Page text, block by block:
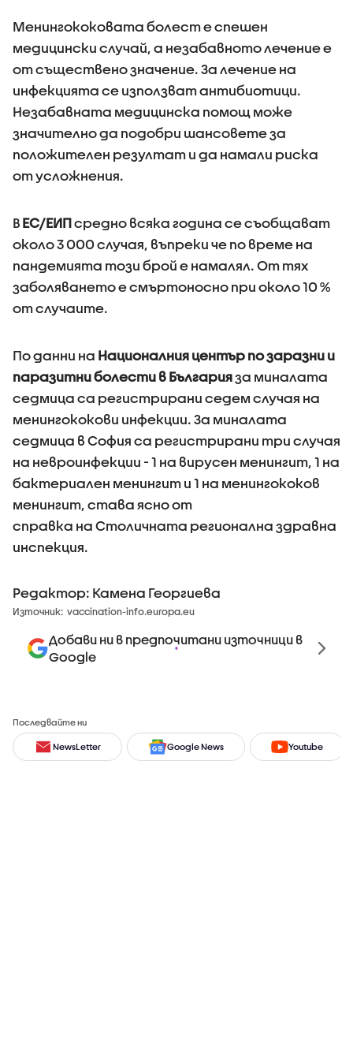
Менингококовата болест е спешен
медицински случай, а незабавното лечение е
от съществено значение. За лечение на
инфекцията се използват антибиотици.
Незабавната медицинска помощ може
значително да подобри шансовете за
положителен резултат и да намали риска
от усложнения.
В ЕС/ЕИПсредно всяка година се съобщават
около 3 000 случая, въпреки че по време на
пандемията този брой е намалял. От тях
заболяването е смъртоносно при около 10 %
от случаите.
По данни на Националния център по заразни и
паразитни болести в Българияза миналата
седмица са регистрирани седем случая на
менингококови инфекции. За миналата
седмица в София са регистрирани три случая
на невроинфекции - 1 на вирусен менингит, 1 на
бактериален менингит и 1 на менингококов
менингит, става ясно от
справка на Столичната регионална здравна
инспекция.
Редактор: Камена Георгиева
Източник: vaccination-info.europa.eu
Добави ни в предпочитани източници в
Google
Последвайте ни
NewsLetter Google News Youtube